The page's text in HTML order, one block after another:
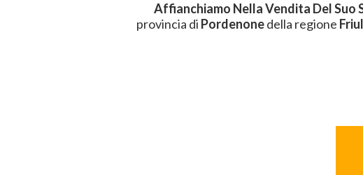
Affianchiamo Nella Vendita Del Suo
provincia di Pordenonedella regione